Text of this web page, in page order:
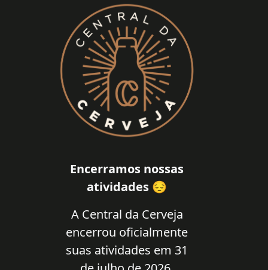
Encerramos nossas
atividades 😔
A Central da Cerveja
encerrou oficialmente
suas atividades em 31